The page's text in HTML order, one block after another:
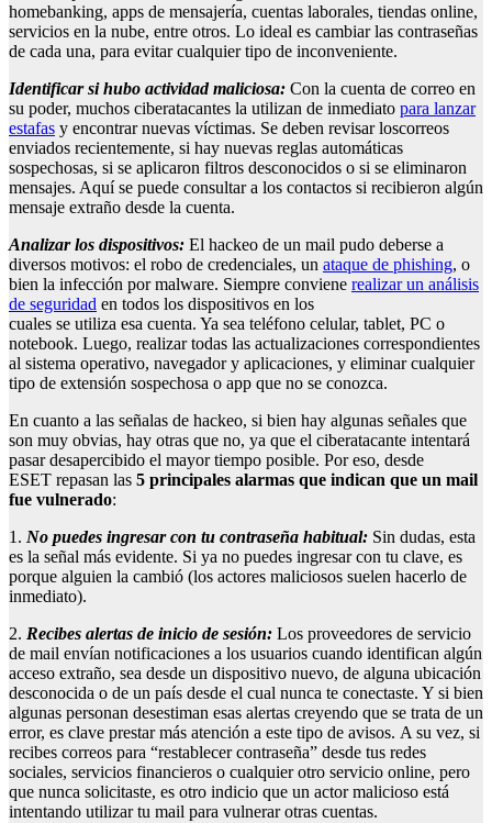
homebanking, apps de mensajería, cuentas laborales, tiendas online,
servicios en la nube, entre otros. Lo ideal es cambiar las contraseñas
de cada una, para evitar cualquier tipo de inconveniente.
Identificar si hubo actividad maliciosa: Con la cuenta de correo en
su poder, muchos ciberatacantes la utilizan de inmediato para lanzar
estafas y encontrar nuevas víctimas. Se deben revisar loscorreos
enviados recientemente, si hay nuevas reglas automáticas
sospechosas, si se aplicaron filtros desconocidos o si se eliminaron
mensajes. Aquí se puede consultar a los contactos si recibieron algún
mensaje extraño desde la cuenta.
Analizarlos dispositivos: El hackeo de un mail pudo deberse a
diversos motivos: el robo de credenciales, un ataque de phishing, o
bien la infección por malware. Siempre conviene realizar un análisis
de seguridad en todos los dispositivos en los
cuales se utiliza esa cuenta. Ya sea teléfono celular, tablet, PC o
notebook. Luego, realizar todas las actualizaciones correspondientes
al sistema operativo, navegador y aplicaciones, y eliminar cualquier
tipo de extensión sospechosa o app que no se conozca.
En cuanto a las señalas de hackeo, si bien hay algunas señales que
son muy obvias, hay otras que no, ya que el ciberatacante intentará
pasar desapercibido el mayor tiempo posible. Por eso, desde
ESET repasan las 5 principales alarmas que indican que un mail
fue vulnerado:
1. No puedes ingresar con tu contraseña habitual: Sin dudas, esta
es la señal más evidente. Si ya no puedes ingresar con tu clave, es
porque alguien la cambió (los actores maliciosos suelen hacerlo de
inmediato).
2. Recibes alertas de inicio de sesión: Los proveedores de servicio
de mail envían notificaciones a los usuarios cuando identifican algún
acceso extraño, sea desde un dispositivo nuevo, de alguna ubicación
desconocida o de un país desde el cual nunca te conectaste. Y si bien
algunas personan desestiman esas alertas creyendo que se trata de un
error, es clave prestar más atención a este tipo de avisos. A su vez, si
recibes correos para “restablecer contraseña” desde tus redes
sociales, servicios financieros o cualquier otro servicio online, pero
que nunca solicitaste, es otro indicio que un actor malicioso está
intentando utilizar tu mail para vulnerar otras cuentas.